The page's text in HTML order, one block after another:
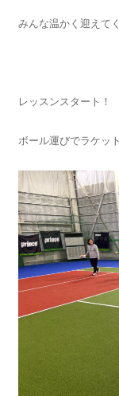
みんな温かく迎えて
レッスンスタート！
ボール運びでラケッ